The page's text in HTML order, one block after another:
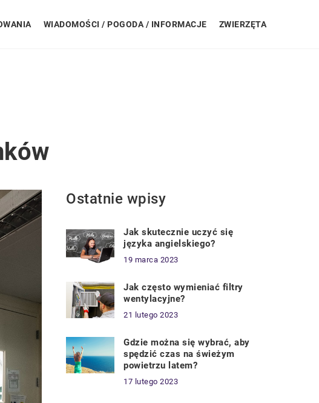
WIADOMOŚCI / POGODA / INFORMACJE ZWIERZĘTA
Ostatnie wpisy
Jak skutecznie uczyć się
języka angielskiego?
19 marca 2023
Jak często wymieniać filtry
wentylacyjne?
21 lutego 2023
Gdzie można się wybrać, aby
spędzić czas na świeżym
powietrzu latem?
17 lutego 2023